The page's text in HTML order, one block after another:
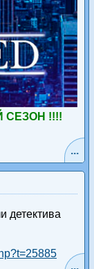
СЕЗОН !!!!
...
детектива
...